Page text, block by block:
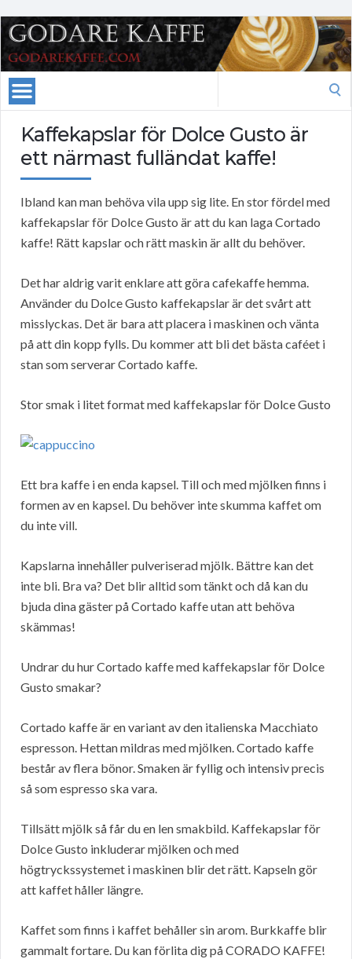
Kaffekapslar för Dolce Gusto är
ett närmast fulländat kaffe!
Ibland kan man behöva vila upp sig lite. En stor fördel med
kaffekapslar för Dolce Gusto är att du kan laga Cortado
kaffe! Rätt kapslar och rätt maskin är allt du behöver.
Det har aldrig varit enklare att göra cafekaffe hemma.
Använder du Dolce Gusto kaffekapslar är det svårt att
misslyckas. Det är bara att placera i maskinen och vänta
på att din kopp fylls. Du kommer att bli det bästa caféet i
stan som serverar Cortado kaffe.
Stor smak i litet format med kaffekapslar för Dolce Gusto
Ett bra kaffe i en enda kapsel. Till och med mjölken finns i
formen av en kapsel. Du behöver inte skumma kaffet om
du inte vill.
Kapslarna innehåller pulveriserad mjölk. Bättre kan det
inte bli. Bra va? Det blir alltid som tänkt och då kan du
bjuda dina gäster på Cortado kaffe utan att behöva
skämmas!
Undrar du hur Cortado kaffe med kaffekapslar för Dolce
Gusto smakar?
Cortado kaffe är en variant av den italienska Macchiato
espresson. Hettan mildras med mjölken. Cortado kaffe
består av flera bönor. Smaken är fyllig och intensiv precis
så som espresso ska vara.
Tillsätt mjölk så får du en len smakbild. Kaffekapslar för
Dolce Gusto inkluderar mjölken och med
högtryckssystemet i maskinen blir det rätt. Kapseln gör
att kaffet håller längre.
Kaffet som finns i kaffet behåller sin arom. Burkkaffe blir
gammalt fortare. Du kan förlita dig på CORADO KAFFE!